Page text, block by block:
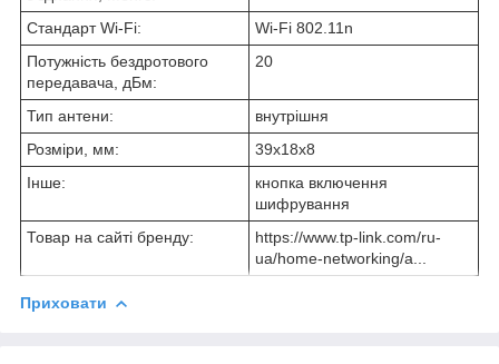
Стандарт Wi-Fi:
Wi-Fi 802.11n
Потужність бездротового
передавача, дБм:
20
Тип антени:
внутрішня
Розміри, мм:
39x18x8
Інше:
кнопка включення
шифрування
Товар на сайті бренду:
https://www.tp-link.com/ru-
ua/home-networking/a...
Приховати